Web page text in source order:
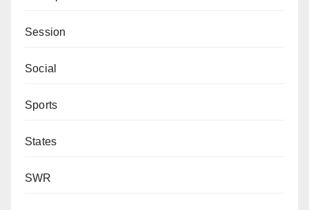
Session
Social
Sports
States
SWR